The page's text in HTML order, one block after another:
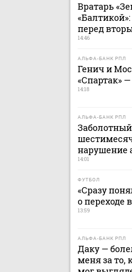
Вратарь
перед
14:46
АЛЬФА-БАНК РПЛ
Генич и
«Спартак»
14:18
АЛЬФА-БАНК РПЛ
нарушение
14:01
ФУТБОЛ
«Сразу
о переходе
13:59
АЛЬФА-БАНК РПЛ
Даку —
меня за то,